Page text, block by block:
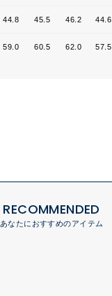
44.8 45.5 46.2 44.6
59.0 60.5 62.0 57.5
RECOMMENDED
あなたにおすすめのアイテム